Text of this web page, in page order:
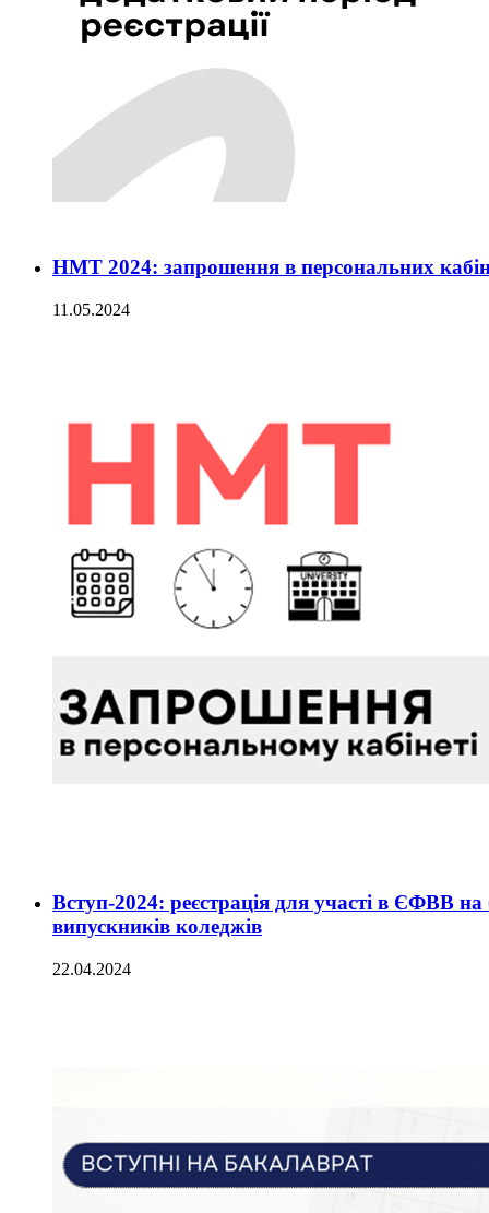
НМТ 2024: запрошення в персональних
11.05.2024
Вступ-2024: реєстрація для участі в ЄФВВ
випускників коледжів
22.04.2024